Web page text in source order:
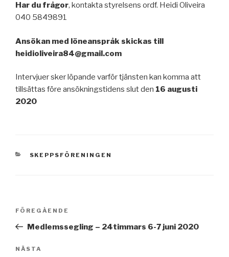
Har du frågor, kontakta styrelsens ordf. Heidi Oliveira
040 5849891
Ansökan med löneanspråk skickas till
heidioliveira84@gmail.com
Intervjuer sker löpande varför tjänsten kan komma att
tillsättas före ansökningstidens slut den 16 augusti
2020
KATEGORIER
SKEPPSFÖRENINGEN
Inläggsnavigering
Föregående
inlägg
FÖREGÅENDE
Medlemssegling – 24timmars 6-7 juni 2020
Nästa
NÄSTA